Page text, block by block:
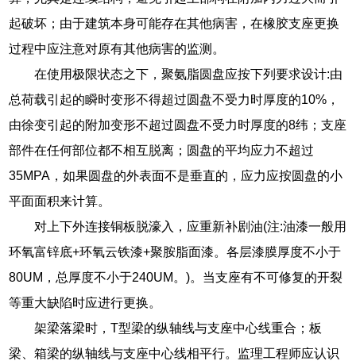
起破坏；由于建筑本身可能存在其他病害，在橡胶支座更换
过程中应注意对原有其他病害的监测。
在使用极限状态之下，聚氨脂圆盘应按下列要求设计:由
总荷载引起的瞬时变形不得超过圆盘不受力时厚度的10%，
由徐变引起的附加变形不超过圆盘不受力时厚度的8纬；支座
部件在任何部位都不相互脱离；圆盘的平均应力不超过
35MPA，如果圆盘的外表面不是垂直的，应力应按圆盘的小
平面面积来计算。
对上下外连接铜板脱濠入，应重新补剧油(注:油漆一般用
环氧富锌底+环氧云铁漆+聚胺脂面漆。各层漆膜厚度不小于
80UM，总厚度不小于240UM。)。当支座有不可修复的开裂
等重大缺陷时应进行更换。
架梁落梁时，T型梁的纵轴线与支座中心线重合；板
梁、箱梁的纵轴线与支座中心线相平行。监理工程师应认识